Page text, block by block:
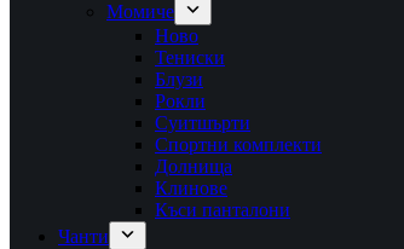
Момиче
Ново
Тениски
Блузи
Рокли
Суитшърти
Спортни комплекти
Долнища
Клинове
Къси панталони
Чанти